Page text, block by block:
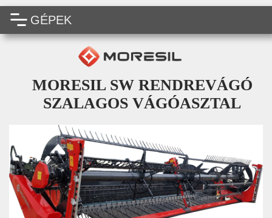
GÉPEK
MORESIL SW RENDREVÁGÓ
SZALAGOS VÁGÓASZTAL